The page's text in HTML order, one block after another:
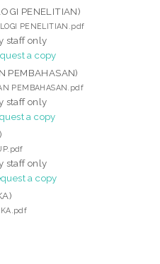
PENELITIAN)
PENELITIAN.pdf
staff only
a copy
PEMBAHASAN)
PEMBAHASAN.pdf
staff only
a copy
staff only
a copy